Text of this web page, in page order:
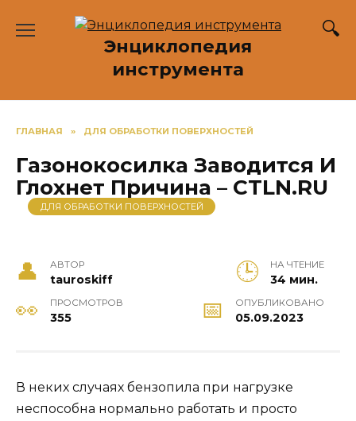
Энциклопедия
инструмента
ГЛАВНАЯ » ДЛЯ ОБРАБОТКИ ПОВЕРХНОСТЕЙ
Газонокосилка Заводится И
Глохнет Причина – CTLN.RU
ДЛЯ ОБРАБОТКИ ПОВЕРХНОСТЕЙ
АВТОР
tauroskiff
НА ЧТЕНИЕ
34 мин.
ПРОСМОТРОВ
355
ОПУБЛИКОВАНО
05.09.2023
В неких случаях бензопила при нагрузке
неспособна нормально работать и просто